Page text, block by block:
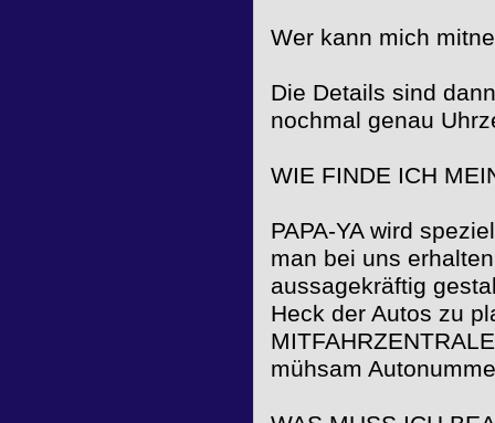
Wer kann mich
Die Details sind
nochmal genau
WIE FINDE ICH
PAPA-YA wird
man bei uns
aussagekräftig
Heck der Autos zu
mühsam